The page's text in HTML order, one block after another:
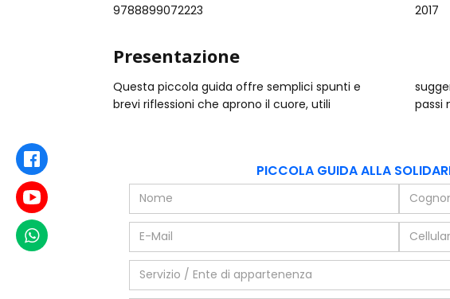
9788899072223 2017
Presentazione
Questa piccola guida offre semplici spunti e
brevi riflessioni che aprono il cuore, utili
suggerimenti per iniziare a percorrere i primi
passi
PICCOLA GUIDA ALLA